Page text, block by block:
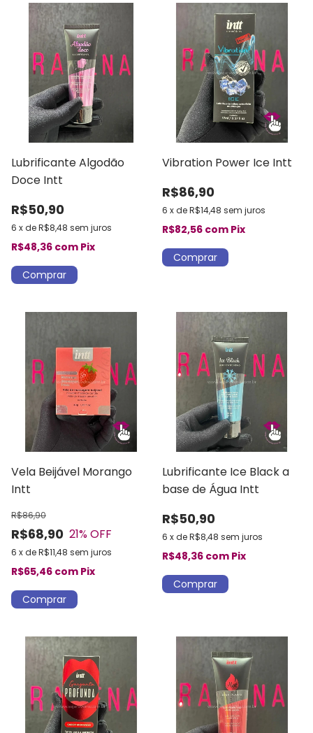
Lubrificante Algodão
Doce Intt
R$50,90
6 xdeR$8,48 sem juros
R$48,36 com Pix
Vibration Power Ice Intt
R$86,90
6 xdeR$14,48 sem juros
R$82,56 com Pix
Vela Beijável Morango
Intt
R$68,90
R$86,90
21% OFF
6 xdeR$11,48 sem juros
R$65,46 com Pix
Lubrificante Ice Black a
base de Água Intt
R$50,90
6 xdeR$8,48 sem juros
R$48,36 com Pix